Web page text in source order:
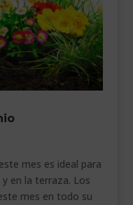
mes es ideal para
en la terraza. Los
mes en todo su